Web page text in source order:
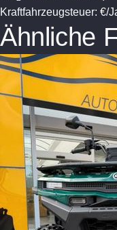
Kraftfahrzeugsteuer: €/
Ähnliche